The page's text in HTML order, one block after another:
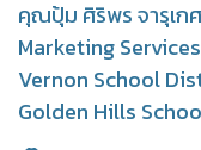
คุณปุ้ม ศิริพร จารุเก
Marketing
Vernon School
Golden Hills